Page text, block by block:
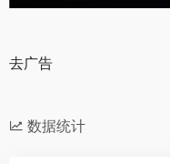
去广告
数据统计